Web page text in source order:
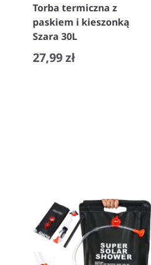
Torba termiczna z
paskiem i kieszonką
Szara 30L
27,99 zł